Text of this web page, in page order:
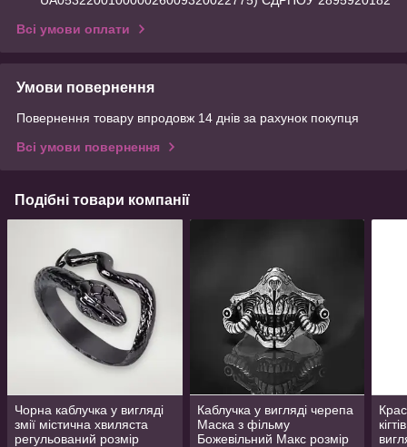
Всі умови оплати
Умови повернення
Повернення товару впродовж 14 днів за рахунок покупця
Всі умови повернення
Подібні товари компанії
Чорна каблучка у вигляді
змії містична хвиляста
регульований розмір
Каблучка у вигляді черепа
Маска з фільму
Божевільний Макс розмір